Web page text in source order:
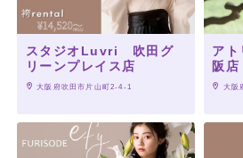
スタジオLuvri 吹田グ
リーンプレイス店
大阪府吹田市片山町2-4-1
ア
阪店
大阪